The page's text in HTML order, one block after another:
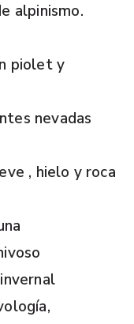
alpinismo.
piolet y
nevadas
, hielo y roca